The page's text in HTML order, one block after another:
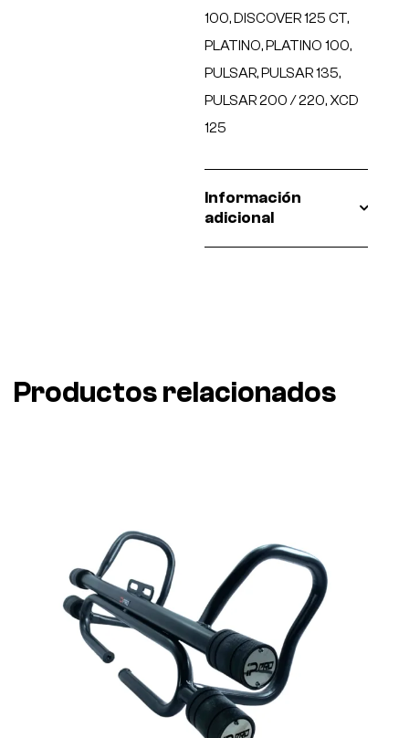
100,DISCOVER 125 CT,
PLATINO,PLATINO 100,
PULSAR,PULSAR 135,
PULSAR 200 / 220, XCD
125
Información
adicional
Productos relacionados